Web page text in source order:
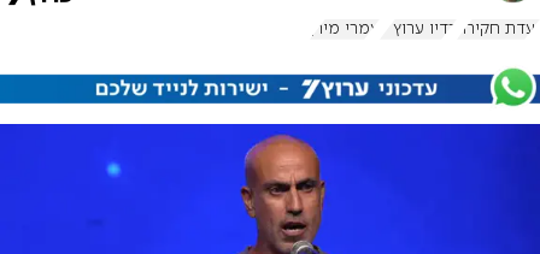
ועדת חקירה רדיו ערוץ 7 עמרי מירן